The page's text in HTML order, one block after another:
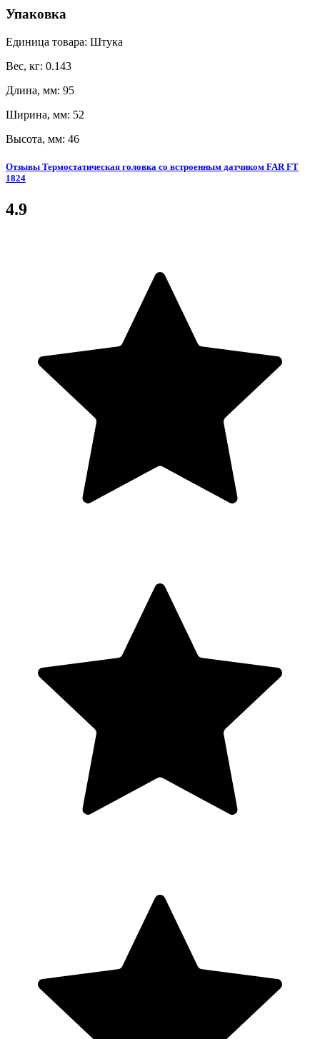
Упаковка
Единица товара: Штука
Вес, кг: 0.143
Длина, мм: 95
Ширина, мм: 52
Высота, мм: 46
Отзывы Термостатическая головка со встроенным датчиком FAR FT
1824
4.9